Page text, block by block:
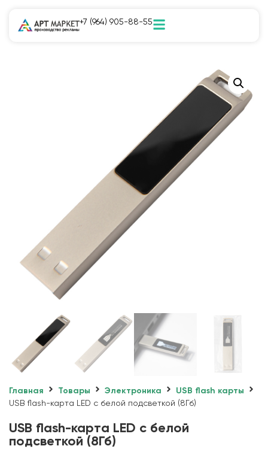
+7 (964) 905-88-55
Главная Товары Электроника
USB flash карты
USB flash-карта LED с белой подсветкой (8Гб)
USB flash-карта LED с белой
подсветкой (8Гб)